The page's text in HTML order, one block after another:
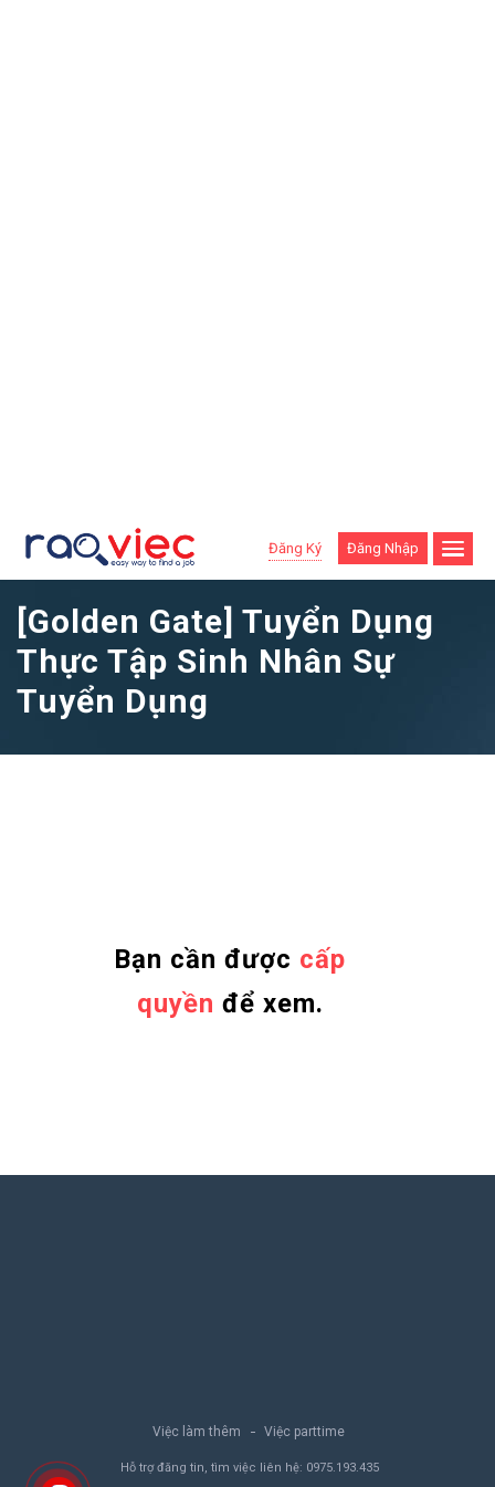
Đăng Ký Đăng Nhập
[Golden Gate] Tuyển Dụng
Thực Tập Sinh Nhân Sự
Tuyển Dụng
Bạn cần được cấp
quyền để xem.
Việc làm thêm Việc parttime
Hỗ trợ đăng tin, tìm việc liên hệ: 0975.193.435